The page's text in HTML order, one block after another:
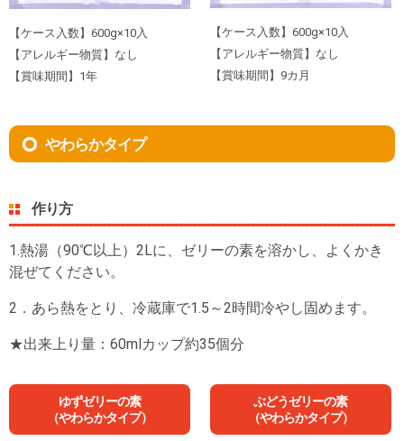
【ケース入数】600g×10入
【アレルギー物質】なし
【賞味期間】1年
【ケース入数】600g×10入
【アレルギー物質】なし
【賞味期間】9カ月
やわらかタイプ
作り方
1.熱湯（90℃以上）2Lに、ゼリーの素を溶かし、よくかき
混ぜてください。
2．あら熱をとり、冷蔵庫で1.5～2時間冷やし固めます。
★出来上り量：60mlカップ約35個分
ゆずゼリーの素
（やわらかタイプ）
ぶどうゼリーの素
（やわらかタイプ）